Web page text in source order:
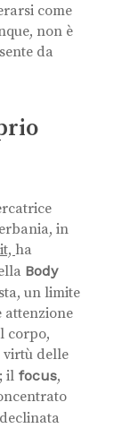
come
non è
da
in
ha
Body
un limite
attenzione
corpo,
virtù delle
il focus,